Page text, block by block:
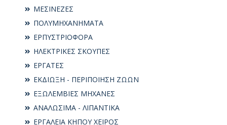
ΜΕΣΙΝΕΖΕΣ
ΠΟΛΥΜΗΧΑΝΗΜΑΤΑ
ΕΡΠΥΣΤΡΙΟΦΟΡΑ
ΗΛΕΚΤΡΙΚΕΣ ΣΚΟΥΠΕΣ
ΕΡΓΑΤΕΣ
ΕΚΔΙΩΞΗ - ΠΕΡΙΠΟΙΗΣΗ ΖΩΩΝ
ΕΞΩΛΕΜΒΙΕΣ ΜΗΧΑΝΕΣ
ΑΝΑΛΩΣΙΜΑ - ΛΙΠΑΝΤΙΚΑ
ΕΡΓΑΛΕΙΑ ΚΗΠΟΥ ΧΕΙΡΟΣ